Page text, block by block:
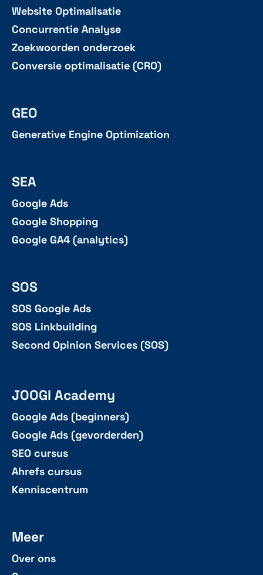
Website Optimalisatie
Concurrentie Analyse
Zoekwoorden onderzoek
Conversie optimalisatie (CRO)
GEO
Generative Engine Optimization
SEA
Google Ads
Google Shopping
Google GA4 (analytics)
SOS
SOS Google Ads
SOS Linkbuilding
Second Opinion Services (SOS)
JOOGI Academy
Google Ads (beginners)
Google Ads (gevorderden)
SEO cursus
Ahrefs cursus
Kenniscentrum
Meer
Over ons